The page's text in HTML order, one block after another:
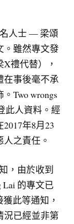
人士 — 梁頌
。雖然專文發
禮代替），
在事後毫不承
Two wrongs
此人資料。經
年8月23
之責任。
，由於收到
Lai 的專文已
此等通知，
況已經並非第